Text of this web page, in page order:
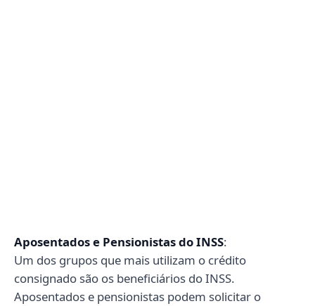
Aposentados e Pensionistas do INSS:
Um dos grupos que mais utilizam o crédito
consignado são os beneficiários do INSS.
Aposentados e pensionistas podem solicitar o